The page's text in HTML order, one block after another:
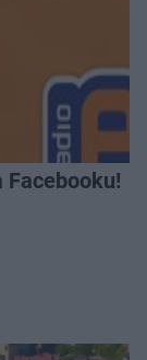
Facebooku!